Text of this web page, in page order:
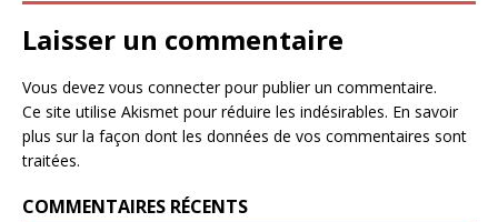
Laisser un commentaire
Vous devez vous connecterpour publier un commentaire.
Ce site utilise Akismet pour réduire les indésirables. En savoir
plus sur la façon dont les données de vos commentaires sont
traitées.
COMMENTAIRES RÉCENTS